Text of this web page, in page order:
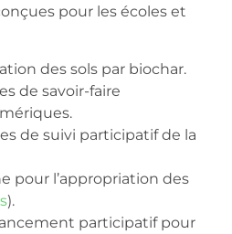
pour les écoles et
des sols par biochar.
de savoir-faire
de suivi participatif de la
pour l’appropriation des
).
participatif pour